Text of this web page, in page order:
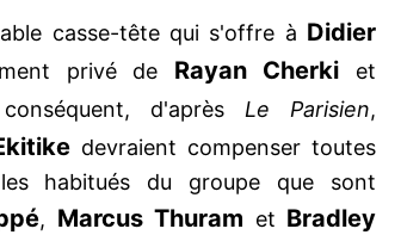
casse-tête qui s'offre à Didier
privé de Rayan Cherki et
d'après Le Parisien,
devraient compenser toutes
habitués du groupe que sont
, Marcus Thuram et Bradley